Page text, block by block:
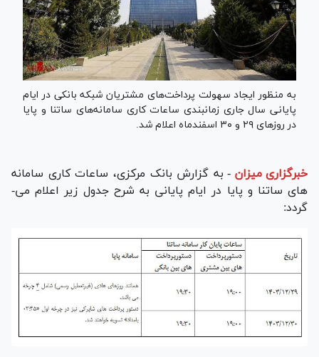
به منظور ایجاد سهولت پرداخت­‌های مشتریان شبکه بانکی در ایام
پایانی سال جاری زمانبندی ساعات کاری سامانه­‌های ساتنا و پایا
در روز‌های ۲۹ و ۳۰ اسفندماه اعلام شد.
خبرگزاری میزان - به گزارش بانک مرکزی، ساعات کاری سامانه­‌
های ساتنا و پایا در ایام پایانی به شرح جدول زیر اعلام می­
گردد: